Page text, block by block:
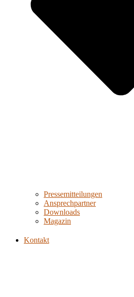
Pressemitteilungen
Ansprechpartner
Downloads
Magazin
Kontakt